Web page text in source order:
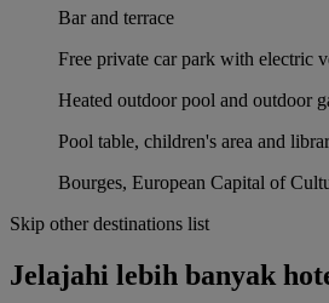
Bar and terrace
Free private car park with electric
Heated outdoor pool and outdoor
Pool table, children's area and
Bourges, European Capital of
Skip other destinations list
Jelajahi lebih banyak